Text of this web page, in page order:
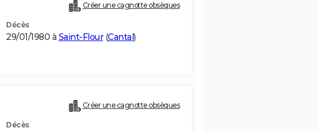
Créer une cagnotte obsèques
Décès
29/01/1980 à Saint-Flour(Cantal)
Créer une cagnotte obsèques
Décès